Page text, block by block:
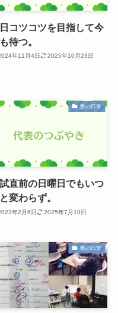
コツコツを目指して今
待つ。
年11月4日 2025年10月23日
塾の日常
直前の日曜日でもいつ
変わらず。
年2月6日 2025年7月10日
塾の日常